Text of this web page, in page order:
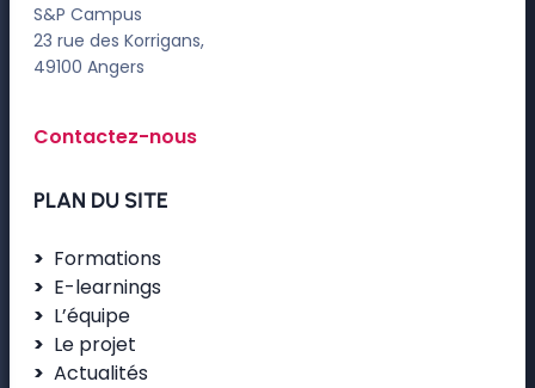
S&P Campus
23 rue des Korrigans,
49100 Angers
Contactez-nous
PLAN DU SITE
Formations
E-learnings
L’équipe
Le projet
Actualités